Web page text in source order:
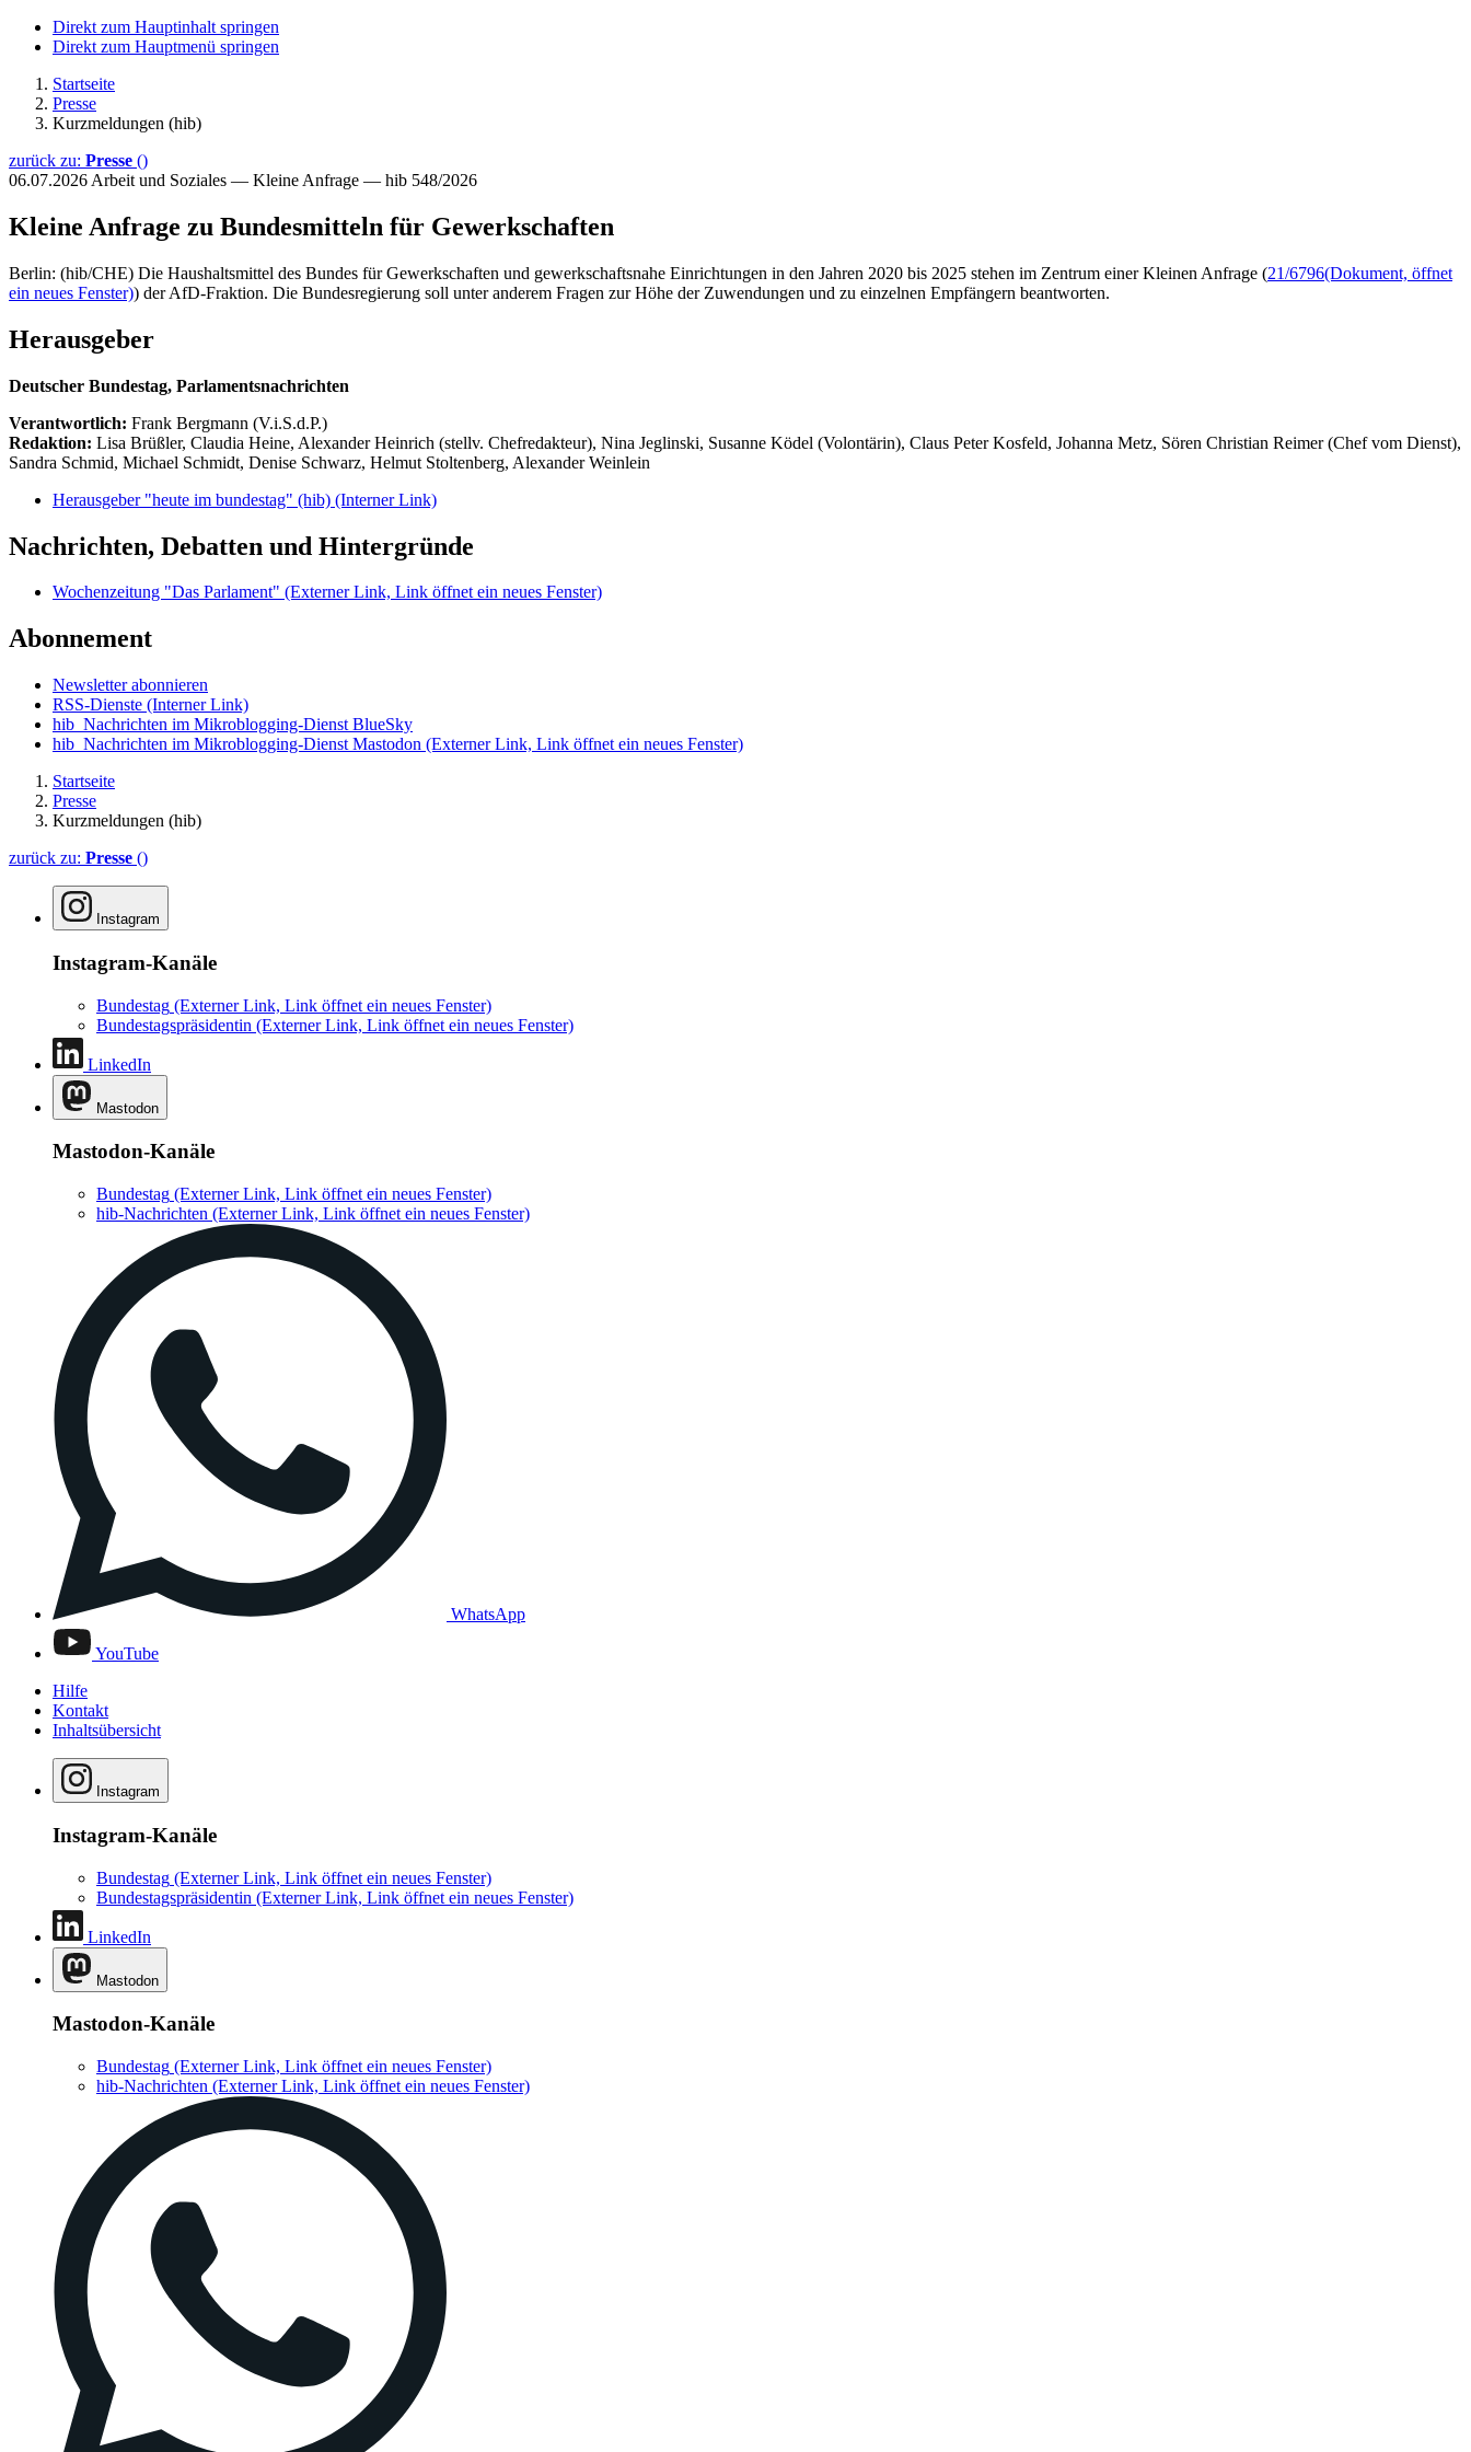
Direkt zum Hauptinhalt springen
Direkt zum Hauptmenü springen
Startseite
Presse
Kurzmeldungen (hib)
zurück zu: Presse ()
06.07.2026 Arbeit und Soziales — Kleine Anfrage — hib 548/2026
Kleine Anfrage zu Bundesmitteln für Gewerkschaften
Berlin: (hib/CHE) Die Haushaltsmittel des Bundes für Gewerkschaften und gewerkschaftsnahe Einrichtungen in den Jahren 2020 bis 2025 stehen im Zentrum einer Kleinen Anfrage (21/6796(Dokument, öffnet
ein neues Fenster)) der AfD-Fraktion. Die Bundesregierung soll unter anderem Fragen zur Höhe der Zuwendungen und zu einzelnen Empfängern beantworten.
Herausgeber
Deutscher Bundestag, Parlamentsnachrichten
Verantwortlich: Frank Bergmann (V.i.S.d.P.)
Redaktion: Lisa Brüßler, Claudia Heine, Alexander Heinrich (stellv. Chefredakteur), Nina Jeglinski, Susanne Ködel (Volontärin), Claus Peter Kosfeld, Johanna Metz, Sören Christian Reimer (Chef vom Dienst),
Sandra Schmid, Michael Schmidt, Denise Schwarz, Helmut Stoltenberg, Alexander Weinlein
Herausgeber "heute im bundestag" (hib) (Interner Link)
Nachrichten, Debatten und Hintergründe
Wochenzeitung "Das Parlament" (Externer Link, Link öffnet ein neues Fenster)
Abonnement
Newsletter abonnieren
RSS-Dienste (Interner Link)
hib_Nachrichten im Mikroblogging-Dienst BlueSky
hib_Nachrichten im Mikroblogging-Dienst Mastodon (Externer Link, Link öffnet ein neues Fenster)
Startseite
Presse
Kurzmeldungen (hib)
zurück zu: Presse ()
Instagram
Instagram-Kanäle
Bundestag (Externer Link, Link öffnet ein neues Fenster)
Bundestagspräsidentin (Externer Link, Link öffnet ein neues Fenster)
LinkedIn
Mastodon
Mastodon-Kanäle
Bundestag (Externer Link, Link öffnet ein neues Fenster)
hib-Nachrichten (Externer Link, Link öffnet ein neues Fenster)
WhatsApp
YouTube
Hilfe
Kontakt
Inhaltsübersicht
Instagram
Instagram-Kanäle
Bundestag (Externer Link, Link öffnet ein neues Fenster)
Bundestagspräsidentin (Externer Link, Link öffnet ein neues Fenster)
LinkedIn
Mastodon
Mastodon-Kanäle
Bundestag (Externer Link, Link öffnet ein neues Fenster)
hib-Nachrichten (Externer Link, Link öffnet ein neues Fenster)